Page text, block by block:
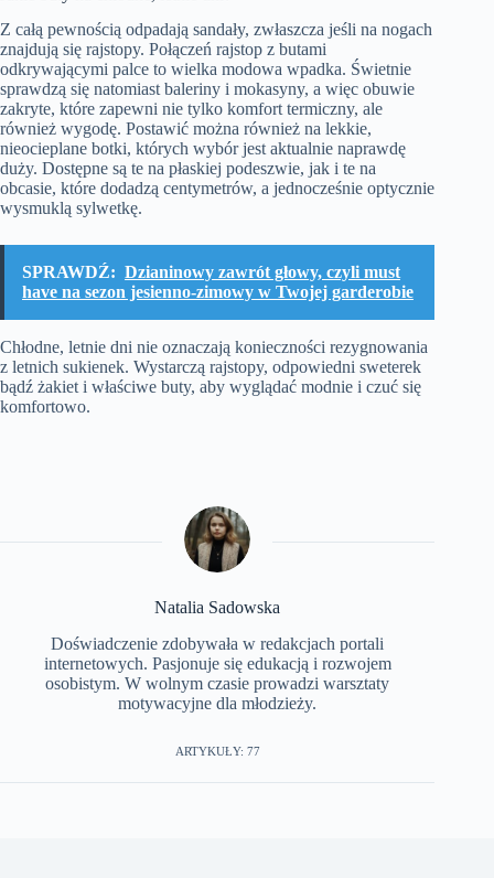
Z całą pewnością odpadają sandały, zwłaszcza jeśli na nogach
znajdują się rajstopy. Połączeń rajstop z butami
odkrywającymi palce to wielka modowa wpadka. Świetnie
sprawdzą się natomiast baleriny i mokasyny, a więc obuwie
zakryte, które zapewni nie tylko komfort termiczny, ale
również wygodę. Postawić można również na lekkie,
nieocieplane botki, których wybór jest aktualnie naprawdę
duży. Dostępne są te na płaskiej podeszwie, jak i te na
obcasie, które dodadzą centymetrów, a jednocześnie optycznie
wysmuklą sylwetkę.
SPRAWDŹ: Dzianinowy zawrót głowy, czyli must
have na sezon jesienno-zimowy w Twojej garderobie
Chłodne, letnie dni nie oznaczają konieczności rezygnowania
z letnich sukienek. Wystarczą rajstopy, odpowiedni sweterek
bądź żakiet i właściwe buty, aby wyglądać modnie i czuć się
komfortowo.
Natalia Sadowska
Doświadczenie zdobywała w redakcjach portali
internetowych. Pasjonuje się edukacją i rozwojem
osobistym. W wolnym czasie prowadzi warsztaty
motywacyjne dla młodzieży.
ARTYKUŁY: 77